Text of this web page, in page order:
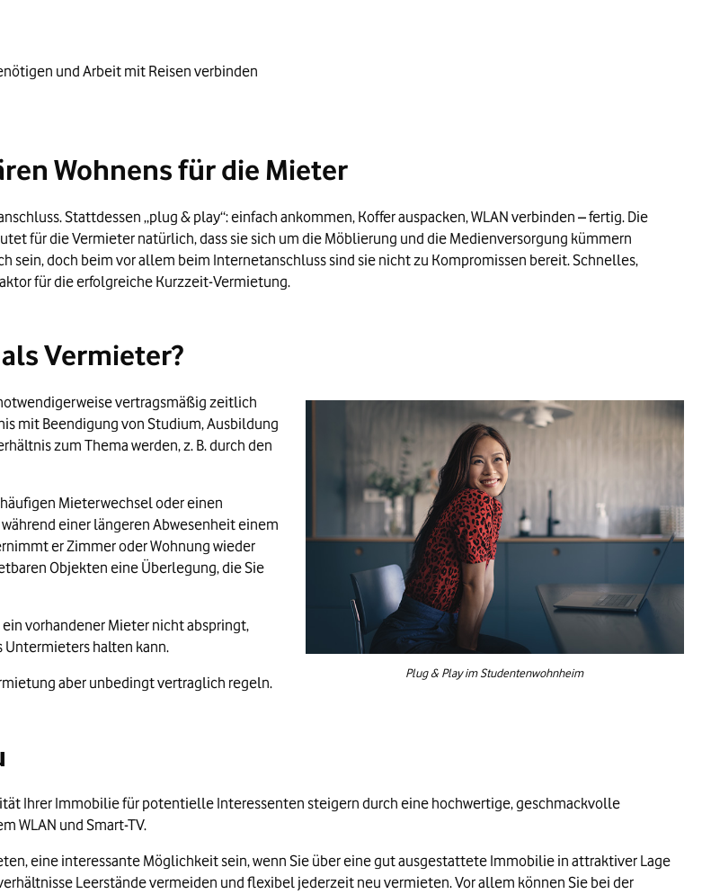
und Arbeit mit Reisen verbinden
Wohnens für die Mieter
Stattdessen „plug & play“: einfach ankommen, Koffer auspacken, WLAN verbinden – fertig. Die
für die Vermieter natürlich, dass sie sich um die Möblierung und die Medienversorgung kümmern
sein, doch beim vor allem beim Internetanschluss sind sie nicht zu Kompromissen bereit. Schnelles,
für die erfolgreiche Kurzzeit-Vermietung.
Vermieter?
vertragsmäßig zeitlich
mit Beendigung von Studium, Ausbildung
zum Thema werden, z. B. durch den
Mieterwechsel oder einen
einer längeren Abwesenheit einem
er Zimmer oder Wohnung wieder
Objekten eine Überlegung, die Sie
vorhandener Mieter nicht abspringt,
halten kann.
aber unbedingt vertraglich regeln.
Plug & Play im Studentenwohnheim
Ihrer Immobilie für potentielle Interessenten steigern durch eine hochwertige, geschmackvolle
WLAN und Smart-TV.
eine interessante Möglichkeit sein, wenn Sie über eine gut ausgestattete Immobilie in attraktiver Lage
Leerstände vermeiden und flexibel jederzeit neu vermieten. Vor allem können Sie bei der